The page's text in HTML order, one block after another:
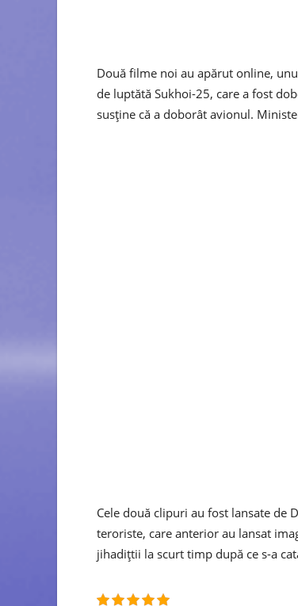
Două filme noi au apărut online,
de luptătă Sukhoi-25, care a fost
susține că a doborât avionul.
Cele două clipuri au fost lansate de
teroriste, care anterior au lansat
jihadițtii la scurt timp după ce s-a